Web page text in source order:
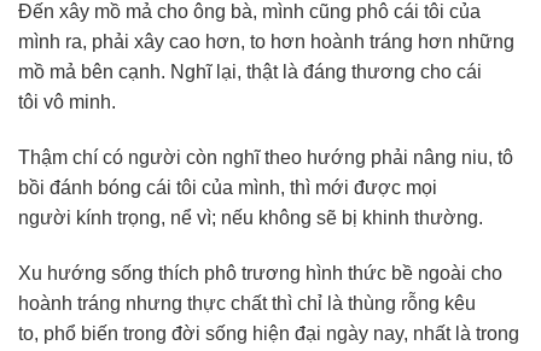
Đến xây mồ mả cho ông bà, mình cũng phô cái tôi của
mình ra, phải xây cao hơn, to hơn hoành tráng hơn những
mồ mả bên cạnh. Nghĩ lại, thật là đáng thương cho cái
tôi vô minh.
Thậm chí có người còn nghĩ theo hướng phải nâng niu, tô
bồi đánh bóng cái tôi của mình, thì mới được mọi
người kính trọng, nể vì; nếu không sẽ bị khinh thường.
Xu hướng sống thích phô trương hình thức bề ngoài cho
hoành tráng nhưng thực chất thì chỉ là thùng rỗng kêu
to, phổ biến trong đời sống hiện đại ngày nay, nhất là trong